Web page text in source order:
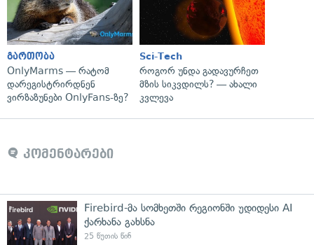
გართობა
OnlyMarms — რატომ
დარეგისტრირდნენ
ვირზაზუნები OnlyFans-ზე?
Sci-Tech
როგორ უნდა გადავურჩეთ
მზის სიკვდილს? — ახალი
კვლევა
კომენტარები
Firebird-მა სომხეთში რეგიონში უდიდესი AI
ქარხანა გახსნა
25 წუთის წინ